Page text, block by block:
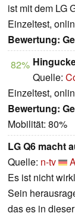
ist mit dem LG
Einzeltest,
Bewertung:
82%
Quelle:
Einzeltest,
Bewertung:
Mobilität: 80%
LG Q6 macht
Quelle: n-tv
Es ist nicht
Sein
das es in